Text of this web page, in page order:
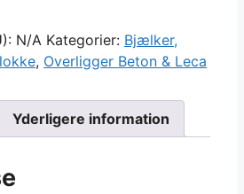
N/A Kategorier: Bjælker,
, Overligger Beton & Leca
Yderligere information